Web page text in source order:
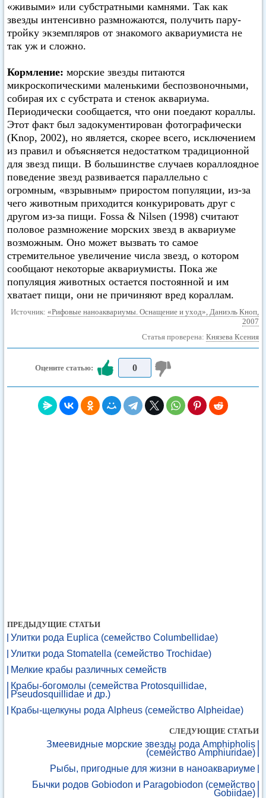
«живыми» или субстратными камнями. Так как
звезды интенсивно размножаются, получить пару-
тройку экземпляров от знакомого аквариумиста не
так уж и сложно.
Кормление: морские звезды питаются
микроскопическими маленькими беспозвоночными,
собирая их с субстрата и стенок аквариума.
Периодически сообщается, что они поедают кораллы.
Этот факт был задокументирован фотографически
(Knop, 2002), но является, скорее всего, исключением
из правил и объясняется недостатком традиционной
для звезд пищи. В большинстве случаев кораллоядное
поведение звезд развивается параллельно с
огромным, «взрывным» приростом популяции, из-за
чего животным приходится конкурировать друг с
другом из-за пищи. Fossa & Nilsen (1998) считают
половое размножение морских звезд в аквариуме
возможным. Оно может вызвать то самое
стремительное увеличение числа звезд, о котором
сообщают некоторые аквариумисты. Пока же
популяция животных остается постоянной и им
хватает пищи, они не причиняют вред кораллам.
Источник: «Рифовые наноаквариумы. Оснащение и уход», Даниэль Кноп,
2007
Статья проверена: Князева Ксения
Оцените статью: 0
ПРЕДЫДУЩИЕ СТАТЬИ
Улитки рода Euplica (семейство Columbellidae)
Улитки рода Stomatella (семейство Trochidae)
Мелкие крабы различных семейств
Крабы-богомолы (семейства Protosquillidae,
Pseudosquillidae и др.)
Крабы-щелкуны рода Alpheus (семейство Alpheidae)
СЛЕДУЮЩИЕ СТАТЬИ
Змеевидные морские звезды рода Amphipholis
(семейство Amphiuridae)
Рыбы, пригодные для жизни в наноаквариуме
Бычки родов Gobiodon и Paragobiodon (семейство
Gobiidae)